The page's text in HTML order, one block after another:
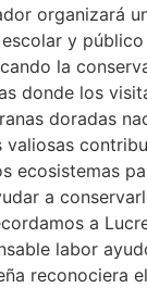
organizará
y público
la
donde los
doradas
valiosas
ecosistemas
a
a
labor
reconociera